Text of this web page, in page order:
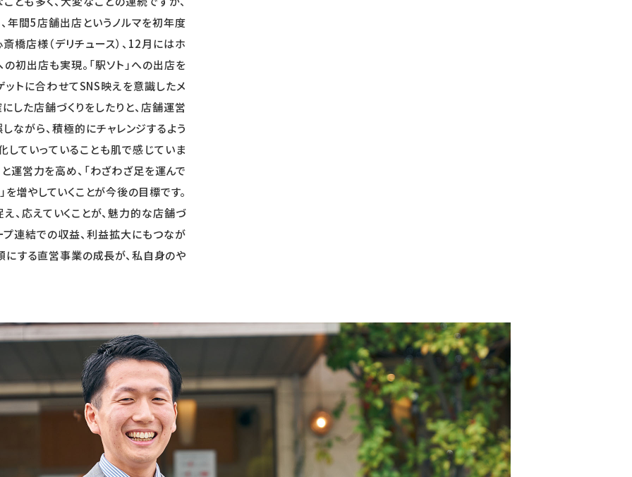
年間5店舗出店というノルマを初年度
橋店様（デリチュース）、12月にはホ
初出店も実現。「駅ソト」への出店を
トに合わせてSNS映えを意識したメ
した店舗づくりをしたりと、店舗運営
がら、積極的にチャレンジするよう
ていっていることも肌で感じていま
運営力を高め、「わざわざ足を運んで
増やしていくことが今後の目標です。
、応えていくことが、魅力的な店舗づ
プ連結での収益、利益拡大にもつなが
にする直営事業の成長が、私自身のや